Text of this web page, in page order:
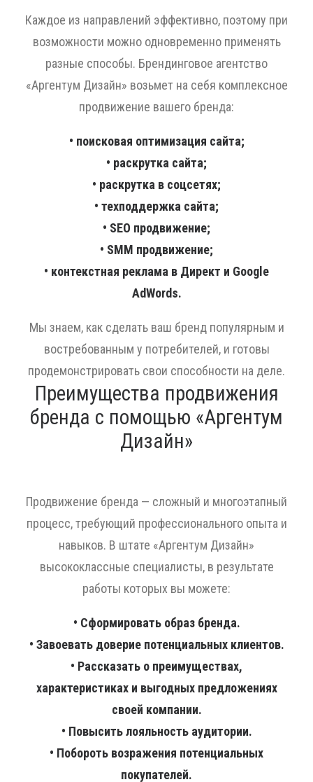
Каждое из направлений эффективно, поэтому при
возможности можно одновременно применять
разные способы. Брендинговое агентство
«Аргентум Дизайн» возьмет на себя комплексное
продвижение вашего бренда:
• поисковая оптимизация сайта;
• раскрутка сайта;
• раскрутка в соцсетях;
• техподдержка сайта;
• SEO продвижение;
• SMM продвижение;
• контекстная реклама в Директ и Google
AdWords.
Мы знаем, как сделать ваш бренд популярным и
востребованным у потребителей, и готовы
продемонстрировать свои способности на деле.
Преимущества продвижения
бренда с помощью «Аргентум
Дизайн»
Продвижение бренда — сложный и многоэтапный
процесс, требующий профессионального опыта и
навыков. В штате «Аргентум Дизайн»
высококлассные специалисты, в результате
работы которых вы можете:
• Сформировать образ бренда.
• Завоевать доверие потенциальных клиентов.
• Рассказать о преимуществах,
характеристиках и выгодных предложениях
своей компании.
• Повысить лояльность аудитории.
• Побороть возражения потенциальных
покупателей.